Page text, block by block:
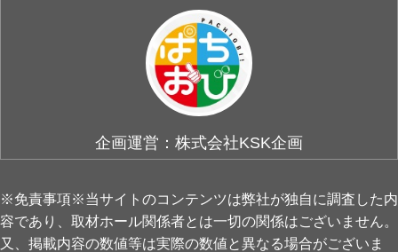
企画運営：株式会社KSK企画
※免責事項※当サイトのコンテンツは弊社が独自に調査した内
容であり、取材ホール関係者とは一切の関係はございません。
又、掲載内容の数値等は実際の数値と異なる場合がございま